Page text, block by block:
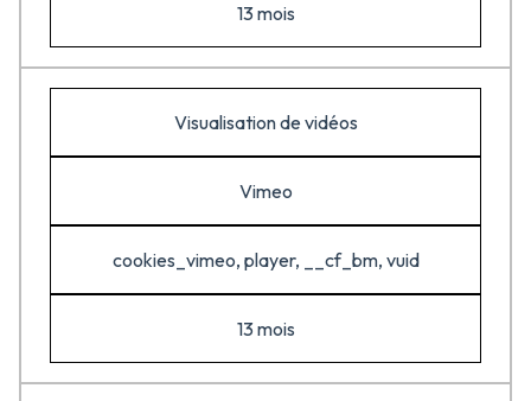
13 mois
Visualisation de vidéos
Vimeo
cookies_vimeo, player, __cf_bm, vuid
13 mois